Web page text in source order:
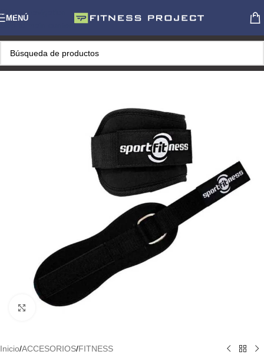
Skip to navigation
Skip to main content
MENÚ
Haga Click para agrandar
Inicio/ACCESORIOS/FITNESS